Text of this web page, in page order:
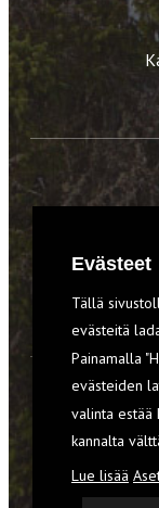
Evästeet
Tällä
evästeitä
Painamalla
evästeiden
valinta estää
kannalta
Lue lisää